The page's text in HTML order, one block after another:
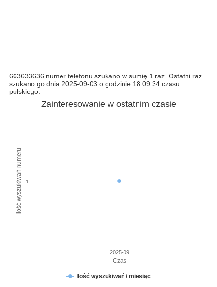
663633636 numer telefonu szukano w sumię 1 raz. Ostatni raz
szukano go dnia 2025-09-03 o godzinie 18:09:34 czasu
polskiego.
Czas
Ilość wyszukiwań numeru
Zainteresowanie w ostatnim czasie
Ilość wyszukiwań / miesiąc
2025-09
1